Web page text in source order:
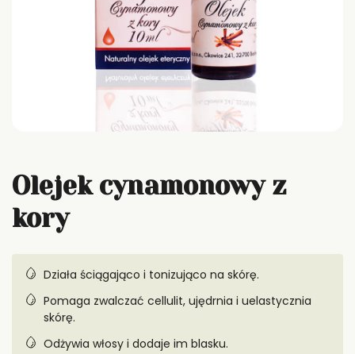
Olejek cynamonowy z
kory
Działa ściągająco i tonizująco na skórę.
Pomaga zwalczać cellulit, ujędrnia i uelastycznia
skórę.
Odżywia włosy i dodaje im blasku.